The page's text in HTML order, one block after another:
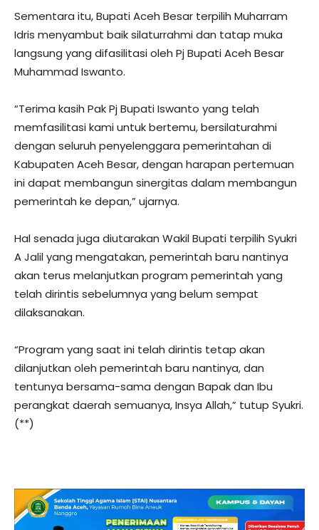
Sementara itu, Bupati Aceh Besar terpilih Muharram
Idris menyambut baik silaturrahmi dan tatap muka
langsung yang difasilitasi oleh Pj Bupati Aceh Besar
Muhammad Iswanto.
“Terima kasih Pak Pj Bupati Iswanto yang telah
memfasilitasi kami untuk bertemu, bersilaturahmi
dengan seluruh penyelenggara pemerintahan di
Kabupaten Aceh Besar, dengan harapan pertemuan
ini dapat membangun sinergitas dalam membangun
pemerintah ke depan,” ujarnya.
Hal senada juga diutarakan Wakil Bupati terpilih Syukri
A Jalil yang mengatakan, pemerintah baru nantinya
akan terus melanjutkan program pemerintah yang
telah dirintis sebelumnya yang belum sempat
dilaksanakan.
“Program yang saat ini telah dirintis tetap akan
dilanjutkan oleh pemerintah baru nantinya, dan
tentunya bersama-sama dengan Bapak dan Ibu
perangkat daerah semuanya, Insya Allah,” tutup Syukri.
(**)